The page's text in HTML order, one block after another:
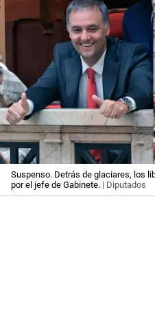
Suspenso. Detrás de glaciares, los
por el jefe de Gabinete. | Diputados